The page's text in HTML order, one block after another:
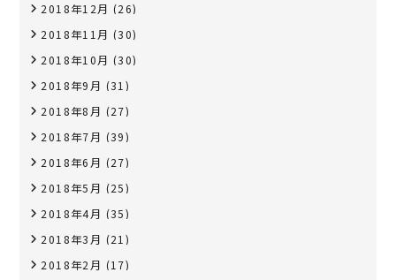
2018年12月 (26)
2018年11月 (30)
2018年10月 (30)
2018年9月 (31)
2018年8月 (27)
2018年7月 (39)
2018年6月 (27)
2018年5月 (25)
2018年4月 (35)
2018年3月 (21)
2018年2月 (17)